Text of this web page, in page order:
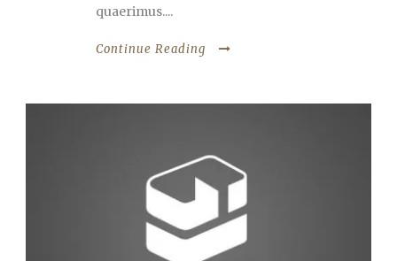
quaerimus....
Continue Reading